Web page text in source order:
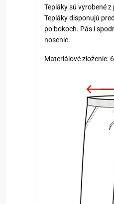
Tepláky sú vyrobené
Tepláky disponujú
po bokoch. Pás i
nosenie.
Materiálové zloženie: